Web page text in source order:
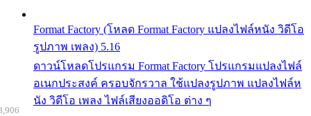
Format Factory (โหลด Format Factory แปลงไฟล์หนัง วิดีโอ
รูปภาพ เพลง) 5.16
ดาวน์โหลดโปรแกรม Format Factory โปรแกรมแปลงไฟล์
อเนกประสงค์ ครอบจักรวาล ใช้แปลงรูปภาพ แปลงไฟล์ห
นัง วิดีโอ เพลง ไฟล์เสียงออดิโอ ต่าง ๆ